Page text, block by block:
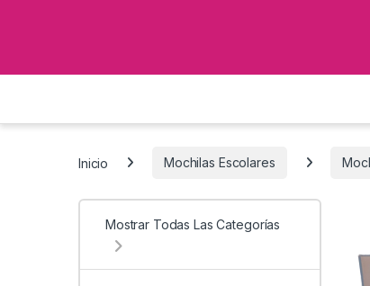
Inicio Mochilas Escolares
Mostrar Todas Las Categorías